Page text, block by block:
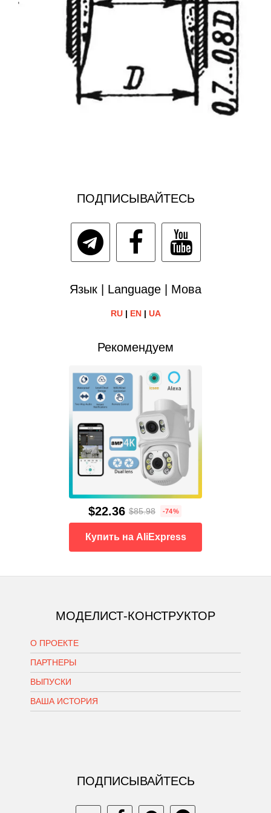
ПОДПИСЫВАЙТЕСЬ
Язык | Language | Мова
RU| EN| UA
Рекомендуем
$22.36 $85.98 -74%
Купить на AliExpress
МОДЕЛИСТ-КОНСТРУКТОР
О ПРОЕКТЕ
ПАРТНЕРЫ
ВЫПУСКИ
ВАША ИСТОРИЯ
ПОДПИСЫВАЙТЕСЬ